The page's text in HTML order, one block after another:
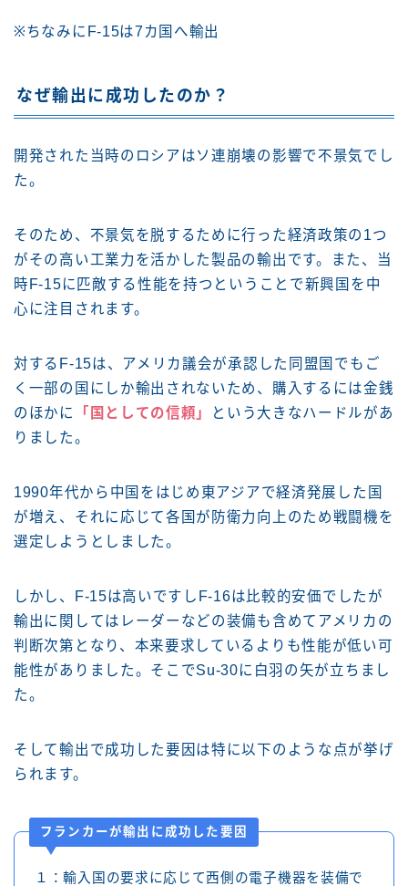
※ちなみにF-15は7カ国へ輸出
なぜ輸出に成功したのか？
開発された当時のロシアはソ連崩壊の影響で不景気でし
た。
そのため、不景気を脱するために行った経済政策の1つ
がその高い工業力を活かした製品の輸出です。また、当
時F-15に匹敵する性能を持つということで新興国を中
心に注目されます。
対するF-15は、アメリカ議会が承認した同盟国でもご
く一部の国にしか輸出されないため、購入するには金銭
のほかに
「国としての信頼」
という大きなハードルがあ
りました。
1990年代から中国をはじめ東アジアで経済発展した国
が増え、それに応じて各国が防衛力向上のため戦闘機を
選定しようとしました。
しかし、F-15は高いですしF-16は比較的安価でしたが
輸出に関してはレーダーなどの装備も含めてアメリカの
判断次第となり、本来要求しているよりも性能が低い可
能性がありました。そこでSu-30に白羽の矢が立ちまし
た。
そして輸出で成功した要因は特に以下のような点が挙げ
られます。
フランカーが輸出に成功した要因
１：輸入国の要求に応じて西側の電子機器を装備で